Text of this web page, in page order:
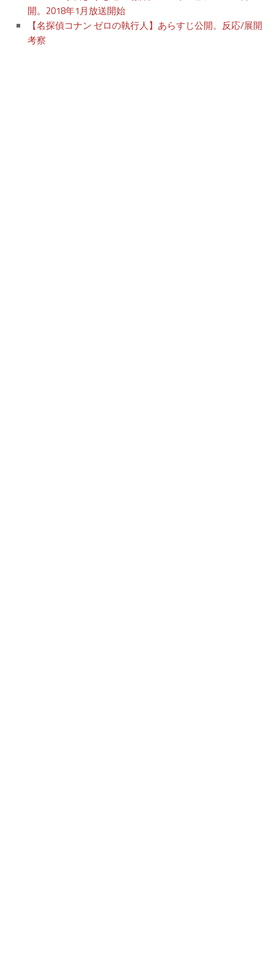
開。2018年1月放送開始
【名探偵コナン ゼロの執行人】あらすじ公開。反応/展開
考察